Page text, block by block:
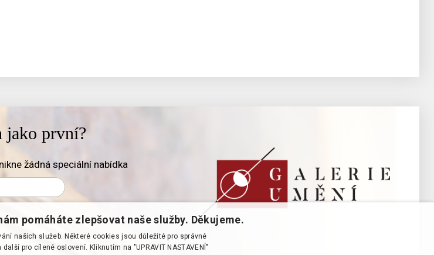
jako první?
žádná speciální nabídka
pomáháte zlepšovat naše služby. Děkujeme.
našich služeb. Některé cookies jsou důležité pro správné
pro cílené oslovení. Kliknutím na "UPRAVIT NASTAVENÍ"